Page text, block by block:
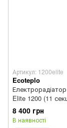
Артикул: 1200elite
Ecoteplo
Elite 1200 (11
8 400 грн
В наявності